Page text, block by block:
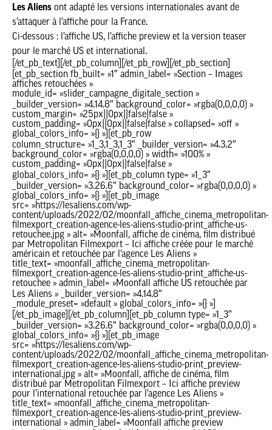
Les Aliens ont adapté les versions internationales avant de
s’attaquer à l’affiche pour la France.
Ci-dessous : l’affiche US, l’affiche preview et la version teaser
pour le marché US et international.
[/et_pb_text][/et_pb_column][/et_pb_row][/et_pb_section]
[et_pb_section fb_built= »1″ admin_label= »Section – Images
affiches retouchées »
module_id= »slider_campagne_digitale_section »
_builder_version= »4.14.8″ background_color= »rgba(0,0,0,0) »
custom_margin= »25px||0px||false|false »
custom_padding= »0px||0px||false|false » collapsed= »off »
global_colors_info= »{} »][et_pb_row
column_structure= »1_3,1_3,1_3″ _builder_version= »4.3.2″
background_color= »rgba(0,0,0,0) » width= »100% »
custom_padding= »0px||0px||false|false »
global_colors_info= »{} »][et_pb_column type= »1_3″
_builder_version= »3.26.6″ background_color= »rgba(0,0,0,0) »
global_colors_info= »{} »][et_pb_image
src= »https://lesaliens.com/wp-
content/uploads/2022/02/moonfall_affiche_cinema_metropolitan-
filmexport_creation-agence-les-aliens-studio-print_affiche-us-
retouchee.jpg » alt= »Moonfall, affiche de cinéma, film distribué
par Metropolitan Filmexport – Ici affiche créée pour le marché
américain et retouchée par l’agence Les Aliens »
title_text= »moonfall_affiche_cinema_metropolitan-
filmexport_creation-agence-les-aliens-studio-print_affiche-us-
retouchee » admin_label= »Moonfall affiche US retouchée par
Les Aliens » _builder_version= »4.14.8″
_module_preset= »default » global_colors_info= »{} »]
[/et_pb_image][/et_pb_column][et_pb_column type= »1_3″
_builder_version= »3.26.6″ background_color= »rgba(0,0,0,0) »
global_colors_info= »{} »][et_pb_image
src= »https://lesaliens.com/wp-
content/uploads/2022/02/moonfall_affiche_cinema_metropolitan-
filmexport_creation-agence-les-aliens-studio-print_preview-
international.jpg » alt= »Moonfall, affiche de cinéma, film
distribué par Metropolitan Filmexport – Ici affiche preview
pour l’international retouchée par l’agence Les Aliens »
title_text= »moonfall_affiche_cinema_metropolitan-
filmexport_creation-agence-les-aliens-studio-print_preview-
international » admin_label= »Moonfall affiche preview